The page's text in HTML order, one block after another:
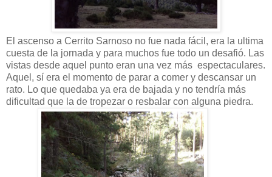
El ascenso a Cerrito Sarnoso no fue nada fácil, era la ultima
cuesta de la jornada y para muchos fue todo un desafió. Las
vistas desde aquel punto eran una vez más espectaculares.
Aquel, sí era el momento de parar a comer y descansar un
rato. Lo que quedaba ya era de bajada y no tendría más
dificultad que la de tropezar o resbalar con alguna piedra.